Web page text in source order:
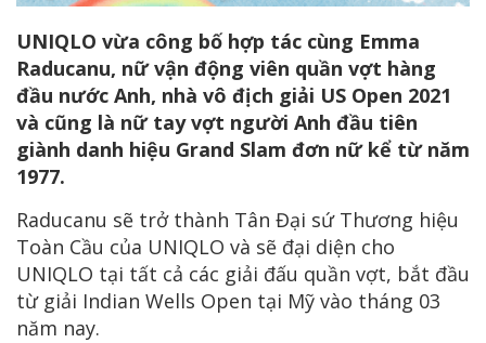
UNIQLO vừa công bố hợp tác cùng Emma
Raducanu, nữ vận động viên quần vợt hàng
đầu nước Anh, nhà vô địch giải US Open 2021
và cũng là nữ tay vợt người Anh đầu tiên
giành danh hiệu Grand Slam đơn nữ kể từ năm
1977.
Raducanu sẽ trở thành Tân Đại sứ Thương hiệu
Toàn Cầu của UNIQLO và sẽ đại diện cho
UNIQLO tại tất cả các giải đấu quần vợt, bắt đầu
từ giải Indian Wells Open tại Mỹ vào tháng 03
năm nay.